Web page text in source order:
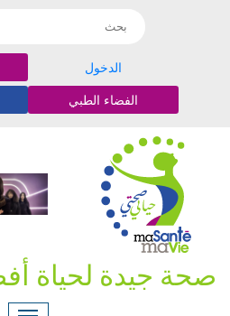
الدخول
الفضاء الطبي
صحة جيدة لحياة